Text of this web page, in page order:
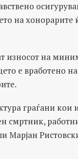
на хонорарите
износот на
е вработено
граѓани кои
смртник,
Марјан